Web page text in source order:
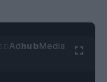
AdhubMedia